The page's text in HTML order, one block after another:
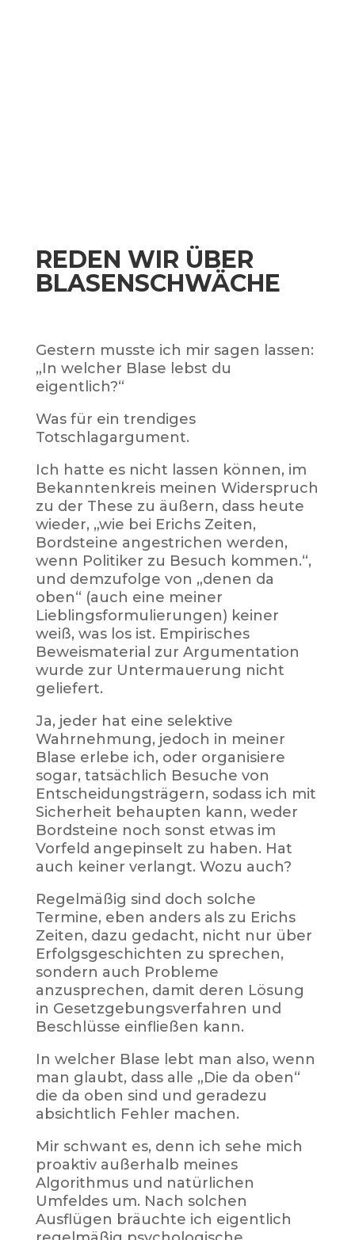
REDEN WIR ÜBER
BLASENSCHWÄCHE
Gestern musste ich mir sagen lassen:
„In welcher Blase lebst du
eigentlich?“
Was für ein trendiges
Totschlagargument.
Ich hatte es nicht lassen können, im
Bekanntenkreis meinen Widerspruch
zu der These zu äußern, dass heute
wieder, „wie bei Erichs Zeiten,
Bordsteine angestrichen werden,
wenn Politiker zu Besuch kommen.“,
und demzufolge von „denen da
oben“ (auch eine meiner
Lieblingsformulierungen) keiner
weiß, was los ist. Empirisches
Beweismaterial zur Argumentation
wurde zur Untermauerung nicht
geliefert.
Ja, jeder hat eine selektive
Wahrnehmung, jedoch in meiner
Blase erlebe ich, oder organisiere
sogar, tatsächlich Besuche von
Entscheidungsträgern, sodass ich mit
Sicherheit behaupten kann, weder
Bordsteine noch sonst etwas im
Vorfeld angepinselt zu haben. Hat
auch keiner verlangt. Wozu auch?
Regelmäßig sind doch solche
Termine, eben anders als zu Erichs
Zeiten, dazu gedacht, nicht nur über
Erfolgsgeschichten zu sprechen,
sondern auch Probleme
anzusprechen, damit deren Lösung
in Gesetzgebungsverfahren und
Beschlüsse einfließen kann.
In welcher Blase lebt man also, wenn
man glaubt, dass alle „Die da oben“
die da oben sind und geradezu
absichtlich Fehler machen.
Mir schwant es, denn ich sehe mich
proaktiv außerhalb meines
Algorithmus und natürlichen
Umfeldes um. Nach solchen
Ausflügen bräuchte ich eigentlich